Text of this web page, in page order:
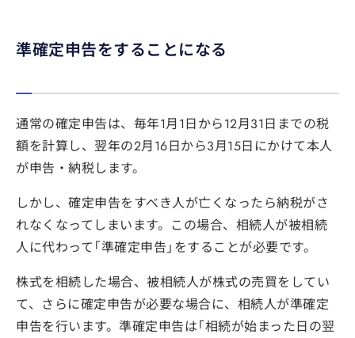
準確定申告をすることになる
通常の確定申告は、毎年1月1日から12月31日までの税
額を計算し、翌年の2月16日から3月15日にかけて本人
が申告・納税します。
しかし、確定申告をすべき人が亡くなったら納税がさ
れなくなってしまいます。この場合、相続人が被相続
人に代わって「準確定申告」をすることが必要です。
株式を相続した場合、被相続人が株式の売買をしてい
て、さらに確定申告が必要な場合に、相続人が準確定
申告を行います。準確定申告は「相続が始まった日の翌